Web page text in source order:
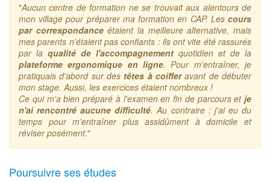
"Aucun centre de formation ne se trouvait aux alentours de
mon village pour préparer ma formation en CAP. Les cours
par correspondanceétaient la meilleure alternative, mais
mes parents n'étaient pas confiants : ils ont vite été rassurés
par la qualité de l'accompagnement quotidien et de la
plateforme ergonomique en ligne. Pour m'entraîner, je
pratiquais d'abord sur des têtes à coifferavant de débuter
mon stage. Aussi, les exercices étaient nombreux !
Ce qui m'a bien préparé à l'examen en fin de parcours et je
n'ai rencontré aucune difficulté. Au contraire : j'ai eu du
temps pour m'entraîner plus assidûment à domicile et
réviser posément."
Poursuivre ses études